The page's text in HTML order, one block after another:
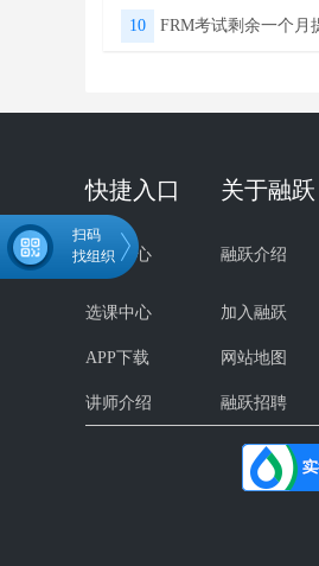
10 FRM考试剩余一个月
扫码
找组织
微信扫码关注公众号 领取FRM学
快捷入口 关于融跃
试听中心 融跃介绍
选课中心 加入融跃
APP下载 网站地图
讲师介绍 融跃招聘